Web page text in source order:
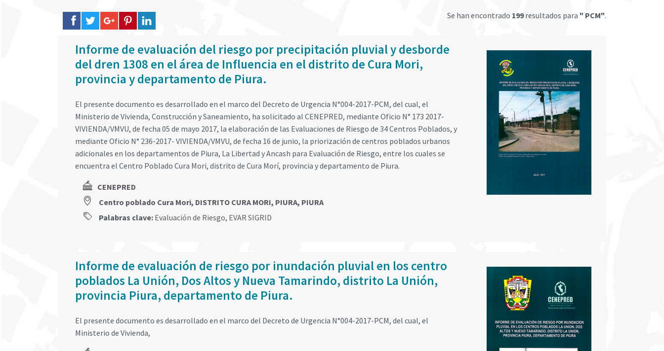
Se han encontrado 199resultados para " PCM".
Informe de evaluación del riesgo por precipitación pluvial y desborde
del dren 1308 en el área de Influencia en el distrito de Cura Mori,
provincia y departamento de Piura.
El presente documento es desarrollado en el marco del Decreto de Urgencia N°004-2017-PCM, del cual, el
Ministerio de Vivienda, Construcción y Saneamiento, ha solicitado al CENEPRED, mediante Oficio N° 173 2017-
VIVIENDA/VMVU, de fecha 05 de mayo 2017, la elaboración de las Evaluaciones de Riesgo de 34 Centros Poblados, y
mediante Oficio N° 236-2017- VIVIENDA/VMVU, de fecha 16 de junio, la priorización de centros poblados urbanos
adicionales en los departamentos de Piura, La Libertad y Ancash para Evaluación de Riesgo, entre los cuales se
encuentra el Centro Poblado Cura Mori, distrito de Cura Morí, provincia y departamento de Piura.
CENEPRED
Centro poblado Cura Mori, DISTRITO CURA MORI, PIURA, PIURA
Palabras clave: Evaluación de Riesgo, EVAR SIGRID
Informe de evaluación de riesgo por inundación pluvial en los centro
poblados La Unión, Dos Altos y Nueva Tamarindo, distrito La Unión,
provincia Piura, departamento de Piura.
El presente documento es desarrollado en el marco del Decreto de Urgencia N°004-2017-PCM, del cual, el
Ministerio de Vivienda,